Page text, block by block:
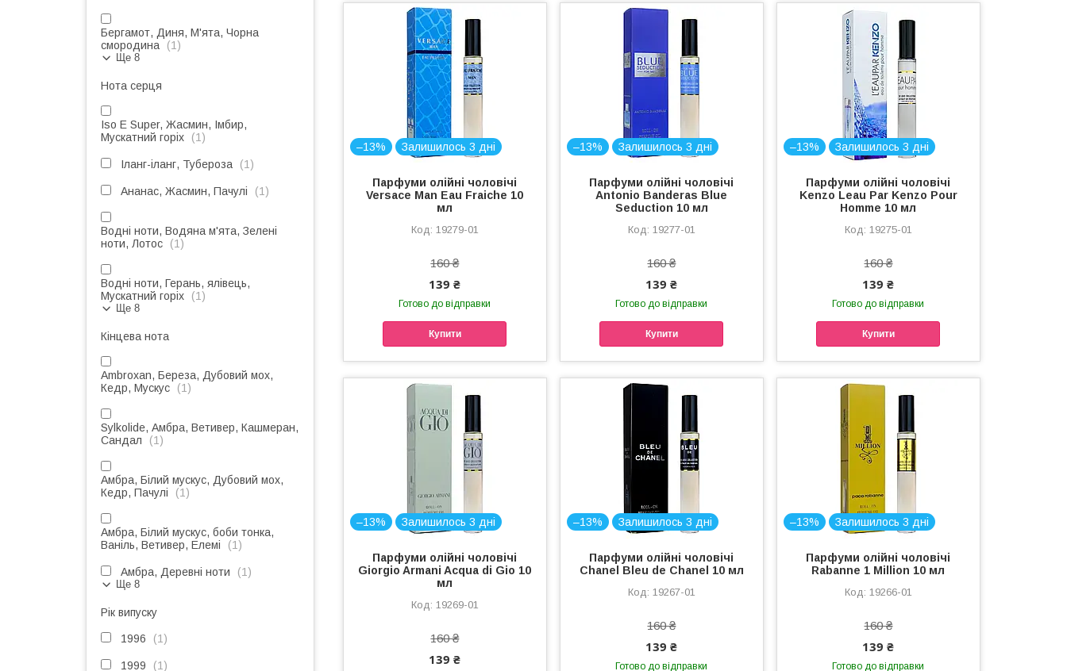
–13% Залишилось 3 дні
Парфуми олійні чоловічі
Versace Man Eau Fraiche 10
мл
19279-01
160 ₴
139 ₴
Готово до відправки
Купити
–13% Залишилось 3 дні
Парфуми олійні чоловічі
Antonio Banderas Blue
Seduction 10 мл
19277-01
160 ₴
139 ₴
Готово до відправки
Купити
–13% Залишилось 3 дні
Парфуми олійні чоловічі
Kenzo Leau Par Kenzo Pour
Homme 10 мл
19275-01
160 ₴
139 ₴
Готово до відправки
Купити
–13% Залишилось 3 дні
Парфуми олійні чоловічі
Giorgio Armani Acqua di Gio 10
мл
19269-01
160 ₴
139 ₴
–13% Залишилось 3 дні
Парфуми олійні чоловічі
Chanel Bleu de Chanel 10 мл
19267-01
160 ₴
139 ₴
Готово до відправки
–13% Залишилось 3 дні
Парфуми олійні чоловічі
Rabanne 1 Million 10 мл
19266-01
160 ₴
139 ₴
Готово до відправки
Бергамот, Диня, М'ята, Чорна
смородина
1
Ще 8
Нота серця
Iso E Super, Жасмин, Імбир,
Мускатний горіх
1
Іланг-іланг, Тубероза 1
Ананас, Жасмин, Пачулі 1
Водні ноти, Водяна м'ята, Зелені
ноти, Лотос
1
Водні ноти, Герань, ялівець,
Мускатний горіх
1
Ще 8
Кінцева нота
Ambroxan, Береза, Дубовий мох,
Кедр, Мускус
1
Sylkolide, Амбра, Ветивер, Кашмеран,
Сандал
1
Амбра, Білий мускус, Дубовий мох,
Кедр, Пачулі
1
Амбра, Білий мускус, боби тонка,
Ваніль, Ветивер, Елемі
1
Амбра, Деревні ноти 1
Ще 8
Рік випуску
1996 1
1999 1